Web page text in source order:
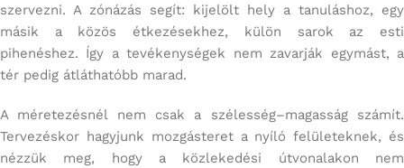
szervezni. A zónázás segít: kijelölt hely a tanuláshoz, egy
másik a közös étkezésekhez, külön sarok az esti
pihenéshez. Így a tevékenységek nem zavarják egymást, a
tér pedig átláthatóbb marad.
A méretezésnél nem csak a szélesség–magasság számít.
Tervezéskor hagyjunk mozgásteret a nyíló felületeknek, és
nézzük meg, hogy a közlekedési útvonalakon nem